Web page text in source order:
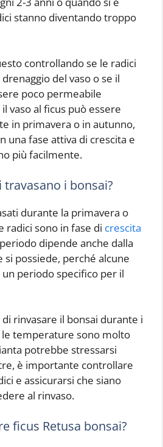
stanno diventando troppo
controllando se le radici
del vaso o se il
poco permeabile
vaso al ficus può essere
in primavera o in autunno,
una fase attiva di crescita e
più facilmente.
i bonsai?
durante la primavera o
radici sono in fase di crescita
dipende anche dalla
si possiede, perché alcune
periodo specifico per il
rinvasare il bonsai durante i
le temperature sono molto
potrebbe stressarsi
è importante controllare
e assicurarsi che siano
al rinvaso.
ficus Retusa bonsai?